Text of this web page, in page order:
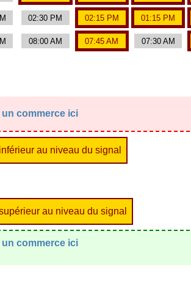
02:30 PM 02:15 PM 01:15 PM
08:00 AM 07:45 AM 07:30 AM
un commerce ici
au niveau du signal
au niveau du signal
un commerce ici